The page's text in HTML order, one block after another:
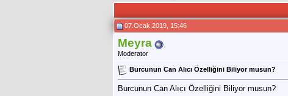
07.Ocak.2019, 15:46
Meyra
Moderator
Burcunun Can Alıcı Özelliğini Biliyor musun?
Burcunun Can Alıcı Özelliğini Biliyor musun?